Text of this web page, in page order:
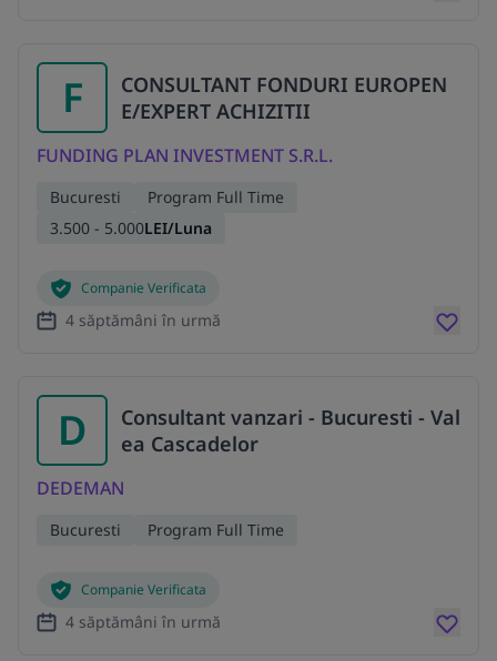
F
CONSULTANT FONDURI EUROPEN
E/EXPERT ACHIZITII
FUNDING PLAN INVESTMENT S.R.L.
Bucuresti
Program Full Time
3.500 - 5.000LEI/Luna
Companie Verificata
4 săptămâni în urmă
D
Consultant vanzari - Bucuresti - Val
ea Cascadelor
DEDEMAN
Bucuresti Program Full Time
Companie Verificata
4 săptămâni în urmă